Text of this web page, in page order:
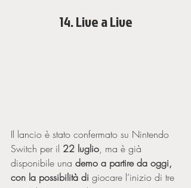
14. Live a Live
Il lancio è stato confermato su Nintendo
Switch per il 22 luglio, ma è già
disponibile una demo a partire da oggi,
con la possibilità di giocare l’inizio di tre